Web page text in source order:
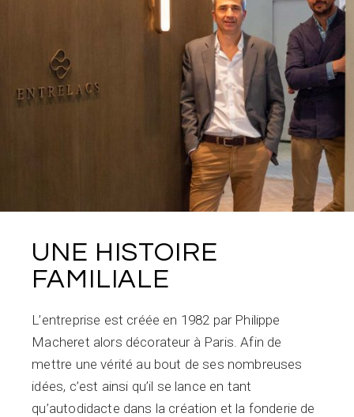
UNE HISTOIRE
FAMILIALE
L’entreprise est créée en 1982 par Philippe
Macheret alors décorateur à Paris. Afin de
mettre une vérité au bout de ses nombreuses
idées, c’est ainsi qu’il se lance en tant
qu’autodidacte dans la création et la fonderie de